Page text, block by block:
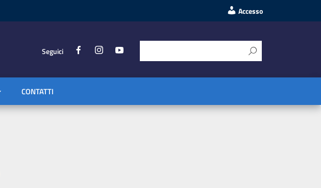
Accesso
Seguici
CONTATTI